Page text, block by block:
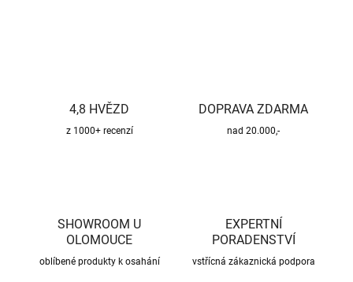
4,8 HVĚZD
z 1000+ recenzí
DOPRAVA ZDARMA
nad 20.000,-
SHOWROOM U
OLOMOUCE
oblíbené produkty k osahání
EXPERTNÍ
PORADENSTVÍ
vstřícná zákaznická podpora